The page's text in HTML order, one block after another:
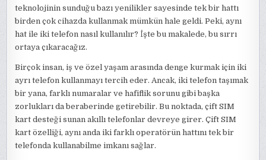
teknolojinin sunduğu bazı yenilikler sayesinde tek bir hattı
birden çok cihazda kullanmak mümkün hale geldi. Peki, aynı
hat ile iki telefon nasıl kullanılır? İşte bu makalede, bu sırrı
ortaya çıkaracağız.
Birçok insan, iş ve özel yaşam arasında denge kurmak için iki
ayrı telefon kullanmayı tercih eder. Ancak, iki telefon taşımak
bir yana, farklı numaralar ve hafiflik sorunu gibi başka
zorlukları da beraberinde getirebilir. Bu noktada, çift SIM
kart desteği sunan akıllı telefonlar devreye girer. Çift SIM
kart özelliği, aynı anda iki farklı operatörün hattını tek bir
telefonda kullanabilme imkanı sağlar.